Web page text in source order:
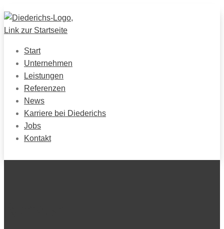
Start
Unternehmen
Leistungen
Referenzen
News
Karriere bei Diederichs
Jobs
Kontakt